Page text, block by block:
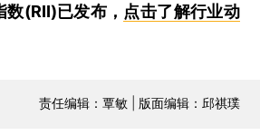
(RII)已发布， 点击了解行业动
责任编辑：覃敏 | 版面编辑：邱祺璞